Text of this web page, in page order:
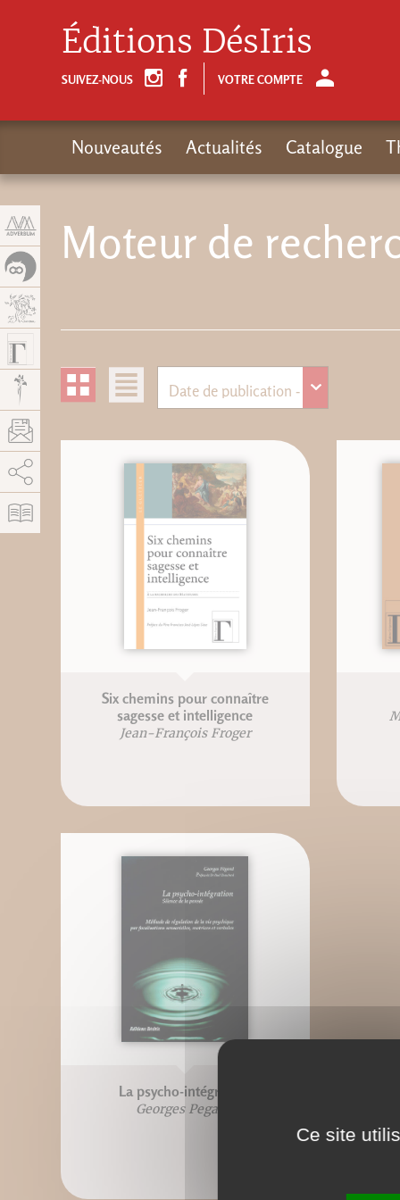
Moteur de
Six chemins pour connaître
sagesse et intelligence
Jean-François Froger
La psycho-intégration
Georges Pegand
Éditions DésIris
SUIVEZ-NOUS VOTRE COMPTE
Nouveautés Actualités Catalogue
AddThis est désactivé. Autoriser
Ce site